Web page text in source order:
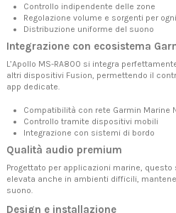
Controllo indipendente delle zone
Regolazione volume e sorgenti per
Distribuzione uniforme del suono
Integrazione con ecosistema
L’Apollo MS-RA800 si integra
altri dispositivi Fusion, permettendo il
app dedicate.
Compatibilità con rete Garmin Marine
Controllo tramite dispositivi mobili
Integrazione con sistemi di bordo
Qualità audio premium
Progettato per applicazioni marine,
elevata anche in ambienti difficili,
suono.
Design e installazione